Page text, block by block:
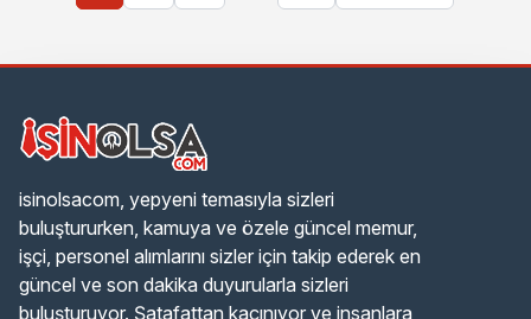
isinolsacom, yepyeni temasıyla sizleri
buluştururken, kamuya ve özele güncel memur,
işçi, personel alımlarını sizler için takip ederek en
güncel ve son dakika duyurularla sizleri
buluşturuyor. Şatafattan kaçınıyor ve insanlara